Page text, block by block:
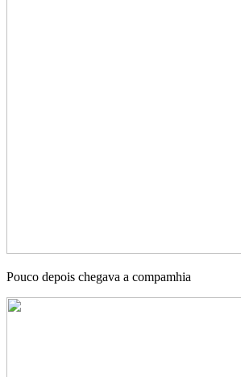
Pouco depois chegava a compamhia